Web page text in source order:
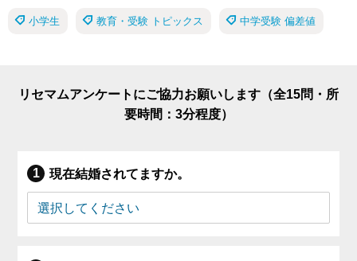
小学生 教育・受験 トピックス 中学受験 偏差値
リセマムアンケートにご協力お願いします（全15問・所
要時間：3分程度）
現在結婚されてますか。